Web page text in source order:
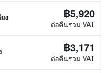
ง ฿5,920
ต่อคืนรวม VAT
฿3,171
ต่อคืนรวม VAT